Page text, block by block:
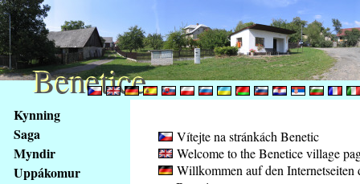
obsah
stránky
Klávesové
zkratky
Kynning
Saga
Myndir
Uppákomur
Vítejte na stránkách Benetic
Welcome to the Benetice village
Willkommen auf den Internetseiten
Benetice
Benetice